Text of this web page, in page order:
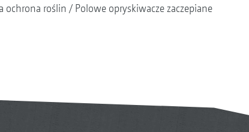
ochrona roślin Polowe opryskiwacze zaczepiane